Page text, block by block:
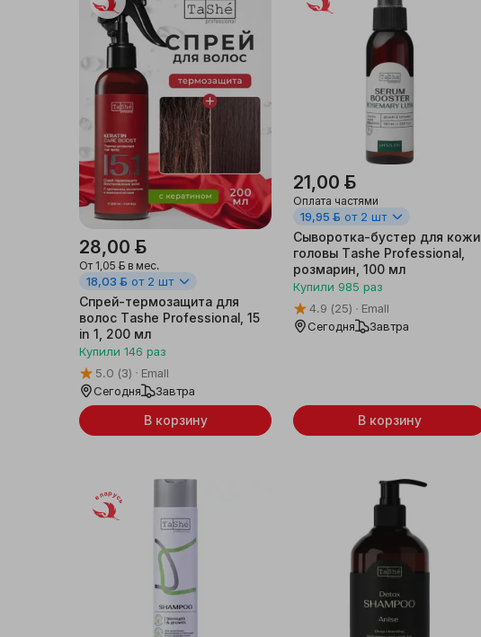
Обувь
Галантерея и
аксессуары
Товары для праздника
Уцененные товары
Новогодние товары
28,00 ƃ
От 1,05 ƃ в мес.
18,03 ƃ от 2 шт
Спрей-термозащита для
волос Tashe Professional, 15
in 1, 200 мл
Купили 146 раз
5.0 (3)
Emall
Сегодня
Завтра
В корзину
21,00 ƃ
Оплата частями
19,95 ƃ от 2 шт
Сыворотка-бустер для кожи
головы Tashe Professional,
розмарин, 100 мл
Купили 985 раз
4.9 (25)
Emall
Сегодня
Завтра
В корзину
Беларусь